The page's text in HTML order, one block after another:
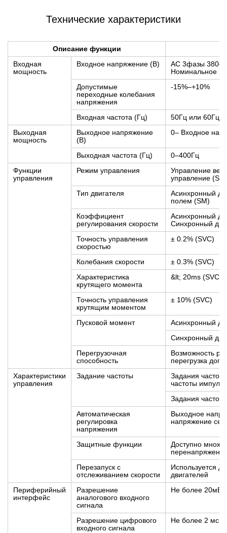
Технические характеристики
Описание функции
Входная
мощность
Входное напряжение (В)
AC 3фазы
Номинальное
Допустимые
переходные колебания
напряжения
-15%–+10%
Входная частота (Гц)
50Гц или 60Гц;
Выходная
мощность
Выходное напряжение
(В)
0– Входное
Выходная частота (Гц)
0–400Гц
Функции
управления
Режим управления
Управление
управление
Тип двигателя
Асинхронный
полем (SM)
Коэффициент
регулирования скорости
Асинхронный
Синхронный
Точность управления
скоростью
± 0.2% (SVC)
Колебания скорости
± 0.3% (SVC)
Характеристика
крутящего момента
&lt; 20ms (SVC)
Точность управления
крутящим моментом
± 10% (SVC)
Пусковой момент
Асинхронный
Синхронный
Перегрузочная
способность
Возможность
перегрузка
Характеристики
управления
Задание частоты
Задания
частоты
Задания
Автоматическая
регулировка
напряжения
Выходное
напряжение
Защитные функции
Доступно
Перезапуск с
отслеживанием скорости
Используется
двигателей
Периферийный
интерфейс
Разрешение
аналогового входного
сигнала
Не более 20мВ
Разрешение цифрового
входного сигнала
Не более 2 мс